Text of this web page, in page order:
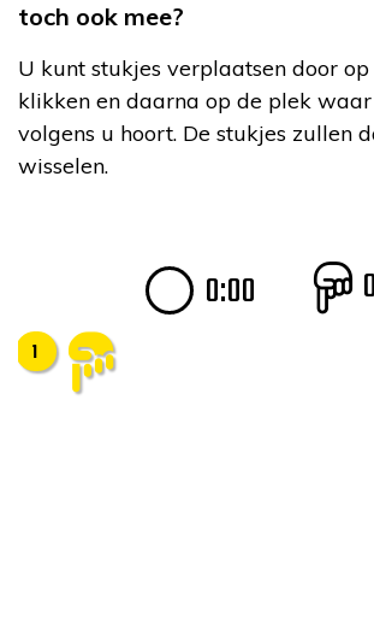
toch ook mee?
U kunt stukjes verplaatsen door
klikken en daarna op de plek
volgens u hoort. De stukjes zullen
wisselen.